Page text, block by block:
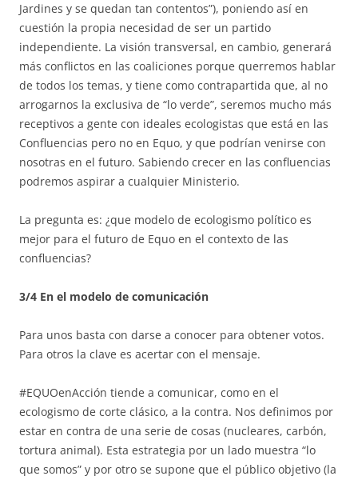
Jardines y se quedan tan contentos”), poniendo así en
cuestión la propia necesidad de ser un partido
independiente. La visión transversal, en cambio, generará
más conflictos en las coaliciones porque querremos hablar
de todos los temas, y tiene como contrapartida que, al no
arrogarnos la exclusiva de “lo verde”, seremos mucho más
receptivos a gente con ideales ecologistas que está en las
Confluencias pero no en Equo, y que podrían venirse con
nosotras en el futuro. Sabiendo crecer en las confluencias
podremos aspirar a cualquier Ministerio.
La pregunta es: ¿que modelo de ecologismo político es
mejor para el futuro de Equo en el contexto de las
confluencias?
3/4 En el modelo de comunicación
Para unos basta con darse a conocer para obtener votos.
Para otros la clave es acertar con el mensaje.
#EQUOenAcción tiende a comunicar, como en el
ecologismo de corte clásico, a la contra. Nos definimos por
estar en contra de una serie de cosas (nucleares, carbón,
tortura animal). Esta estrategia por un lado muestra “lo
que somos” y por otro se supone que el público objetivo (la